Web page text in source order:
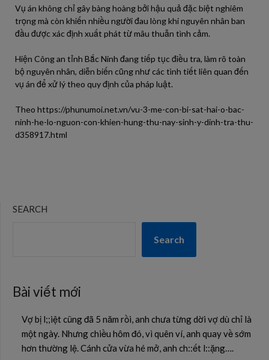
Vụ án không chỉ gây bàng hoàng bởi hậu quả đặc biệt nghiêm
trọng mà còn khiến nhiều người đau lòng khi nguyên nhân ban
đầu được xác định xuất phát từ mâu thuẫn tình cảm.
Hiện Công an tỉnh Bắc Ninh đang tiếp tục điều tra, làm rõ toàn
bộ nguyên nhân, diễn biến cũng như các tình tiết liên quan đến
vụ án để xử lý theo quy định của pháp luật.
Theo https://phunumoi.net.vn/vu-3-me-con-bi-sat-hai-o-bac-
ninh-he-lo-nguon-con-khien-hung-thu-nay-sinh-y-dinh-tra-thu-
d358917.html
SEARCH
Search
Bài viết mới
Vợ bị l;;iệt cũng đã 5 năm rồi, anh chưa từng dời vợ dù chỉ là
một ngày. Nhưng chiều hôm đó, vì quên ví, anh quay về sớm
hơn thường lệ. Cánh cửa vừa hé mở, anh ch::ết l::ặng….